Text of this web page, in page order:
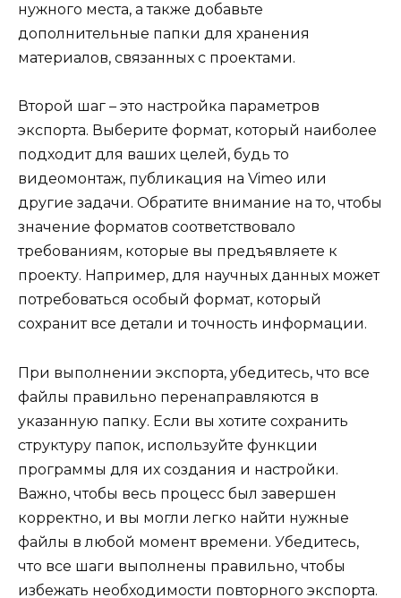
нужного места, а также добавьте
дополнительные папки для хранения
материалов, связанных с проектами.
Второй шаг – это настройка параметров
экспорта. Выберите формат, который наиболее
подходит для ваших целей, будь то
видеомонтаж, публикация на Vimeo или
другие задачи. Обратите внимание на то, чтобы
значение форматов соответствовало
требованиям, которые вы предъявляете к
проекту. Например, для научных данных может
потребоваться особый формат, который
сохранит все детали и точность информации.
При выполнении экспорта, убедитесь, что все
файлы правильно перенаправляются в
указанную папку. Если вы хотите сохранить
структуру папок, используйте функции
программы для их создания и настройки.
Важно, чтобы весь процесс был завершен
корректно, и вы могли легко найти нужные
файлы в любой момент времени. Убедитесь,
что все шаги выполнены правильно, чтобы
избежать необходимости повторного экспорта.